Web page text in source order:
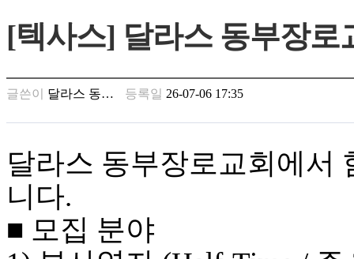
남
은
꼴
크
키
넷
minky
합
[텍사스] 달라스 동부장로
글쓴이 달라스 동… 등록일 26-07-06 17:35
달라스 동부장로교회에서
니다.
■ 모집 분야